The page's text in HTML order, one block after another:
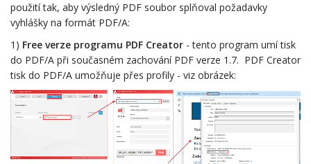
použití tak, aby výsledný PDF soubor splňoval požadavky
vyhlášky na formát PDF/A:
1) Free verze programu PDF Creator - tento program umí tisk
do PDF/A při současném zachování PDF verze 1.7. PDF Creator
tisk do PDF/A umožňuje přes profily - viz obrázek: